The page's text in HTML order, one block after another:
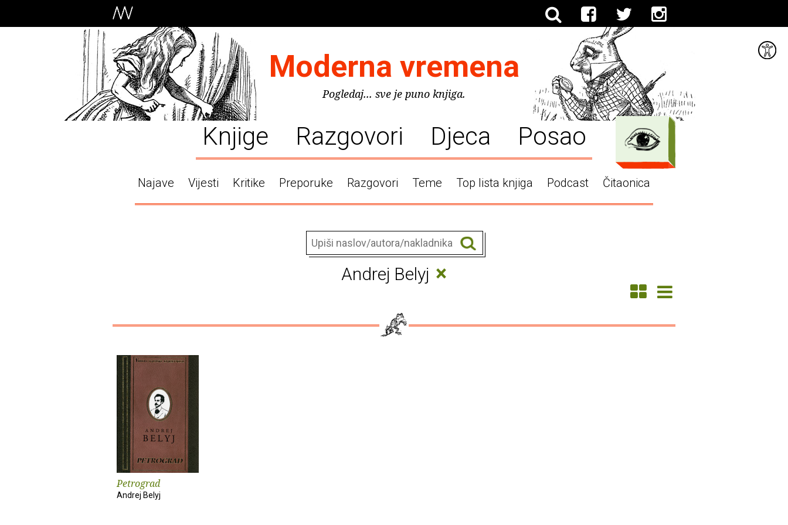
Moderna vremena
Pogledaj... sve je puno knjiga.
Knjige Razgovori Djeca Posao
Najave Vijesti Kritike Preporuke Razgovori Teme Top lista knjiga Podcast Čitaonica
Andrej Belyj ×
Petrograd
Andrej Belyj